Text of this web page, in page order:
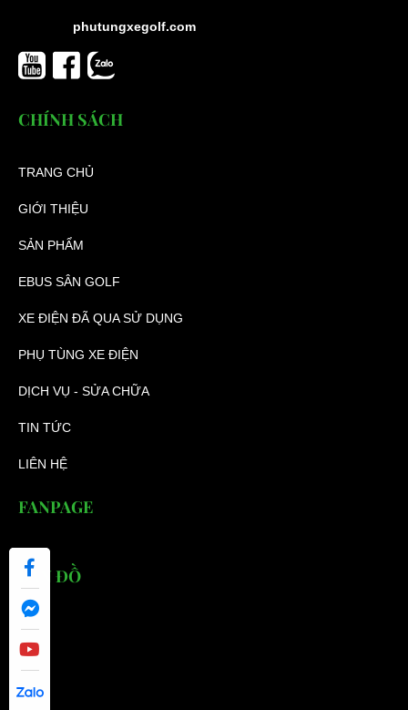
phutungxegolf.com
CHÍNH SÁCH
TRANG CHỦ
GIỚI THIỆU
SẢN PHẨM
EBUS SÂN GOLF
XE ĐIỆN ĐÃ QUA SỬ DỤNG
PHỤ TÙNG XE ĐIỆN
DỊCH VỤ - SỬA CHỮA
TIN TỨC
LIÊN HỆ
FANPAGE
BẢN ĐỒ